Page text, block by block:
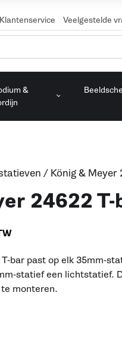
Klantenservice Veelgestelde
&
/ König & Meyer
24622
bar past op elk 35mm-
statief een lichtstatief.
monteren.